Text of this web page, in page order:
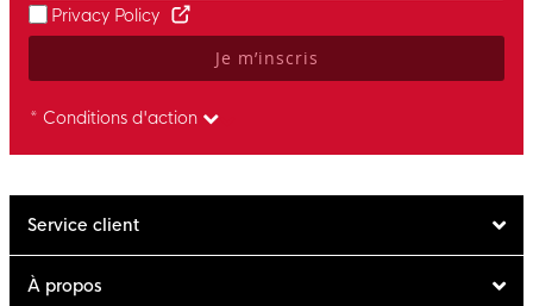
Privacy Policy
Je m’inscris
* Conditions d'action
Service client
À propos